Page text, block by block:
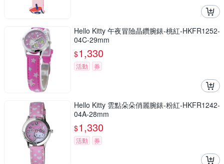
Hello Kitty 午夜冒險晶鑽腕錶-桃紅-HKFR1252-
04C-29mm
$1,330
活動 券
Hello Kitty 雲點朵朵俏麗腕錶-粉紅-HKFR1242-
04A-28mm
$1,330
活動 券